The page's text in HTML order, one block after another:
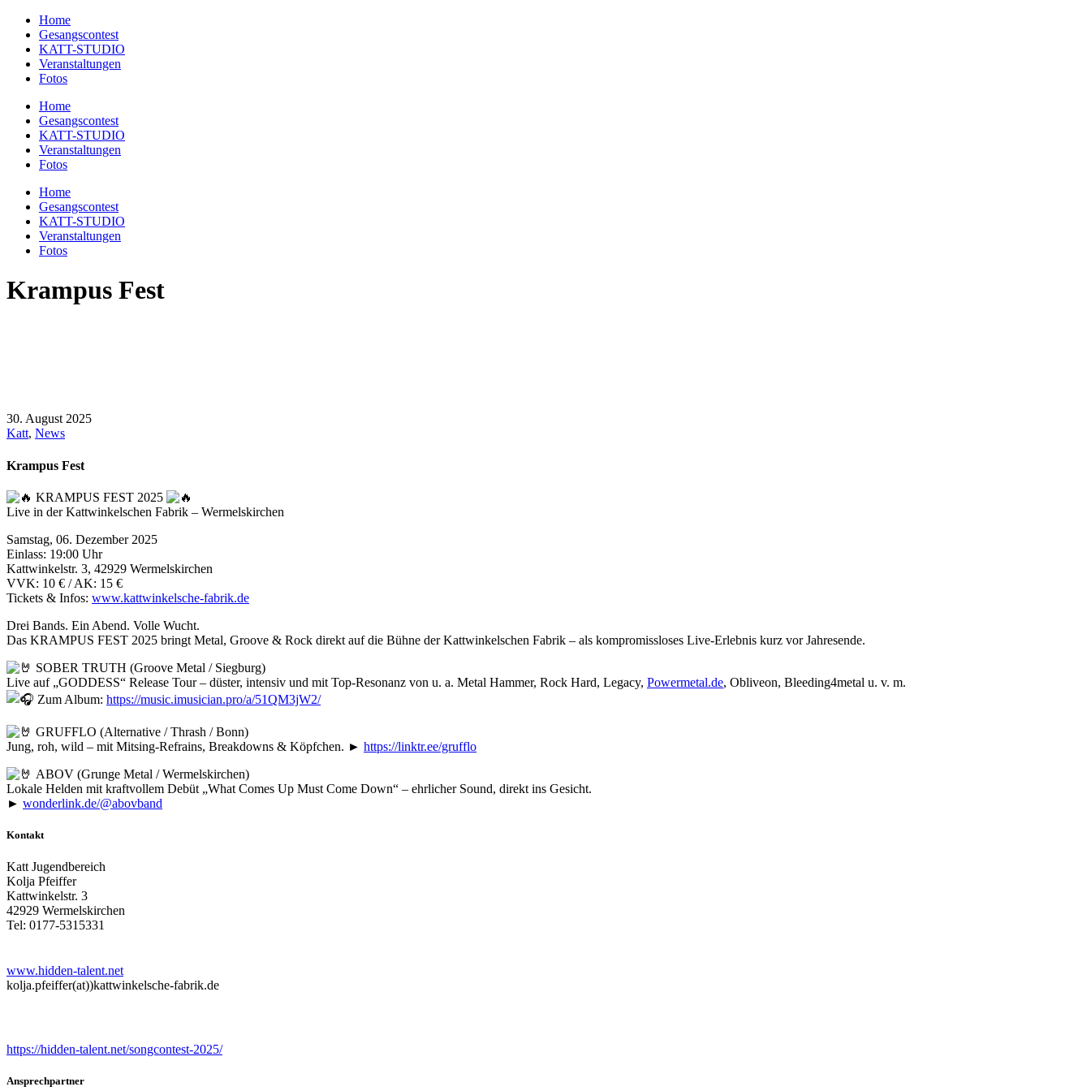
Home
Gesangscontest
KATT-STUDIO
Veranstaltungen
Fotos
Home
Gesangscontest
KATT-STUDIO
Veranstaltungen
Fotos
Home
Gesangscontest
KATT-STUDIO
Veranstaltungen
Fotos
Krampus Fest
30. August 2025
Katt, News
Krampus Fest
KRAMPUS FEST 2025
Live in der Kattwinkelschen Fabrik – Wermelskirchen
Samstag, 06. Dezember 2025
Einlass: 19:00 Uhr
Kattwinkelstr. 3, 42929 Wermelskirchen
VVK: 10 € / AK: 15 €
Tickets & Infos: www.kattwinkelsche-fabrik.de
Drei Bands. Ein Abend. Volle Wucht.
Das KRAMPUS FEST 2025 bringt Metal, Groove & Rock direkt auf die Bühne der Kattwinkelschen Fabrik – als kompromissloses Live-Erlebnis kurz vor Jahresende.
SOBER TRUTH (Groove Metal / Siegburg)
Live auf „GODDESS“ Release Tour – düster, intensiv und mit Top-Resonanz von u. a. Metal Hammer, Rock Hard, Legacy, Powermetal.de, Obliveon, Bleeding4metal u. v. m.
Zum Album: https://music.imusician.pro/a/51QM3jW2/
GRUFFLO (Alternative / Thrash / Bonn)
Jung, roh, wild – mit Mitsing-Refrains, Breakdowns & Köpfchen. ► https://linktr.ee/grufflo
ABOV (Grunge Metal / Wermelskirchen)
Lokale Helden mit kraftvollem Debüt „What Comes Up Must Come Down“ – ehrlicher Sound, direkt ins Gesicht.
► wonderlink.de/@abovband
Kontakt
Katt Jugendbereich
Kolja Pfeiffer
Kattwinkelstr. 3
42929 Wermelskirchen
Tel: 0177-5315331
www.hidden-talent.net
kolja.pfeiffer(at))kattwinkelsche-fabrik.de
https://hidden-talent.net/songcontest-2025/
Ansprechpartner